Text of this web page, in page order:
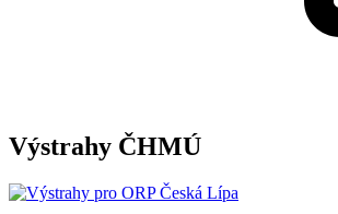
Výstrahy ČHMÚ